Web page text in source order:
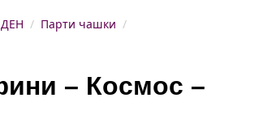
Парти чашки
– Космос –